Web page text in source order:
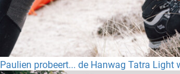
Paulien probeert... de Hanwag Tatra Light